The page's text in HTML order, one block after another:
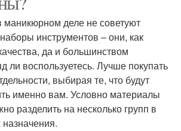
деле не советуют
инструментов – они, как
да и большинством
ли воспользуетесь. Лучше покупать
выбирая те, что будут
именно вам. Условно материалы
разделить на несколько групп в